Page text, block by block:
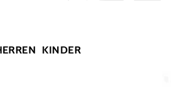
KINDER